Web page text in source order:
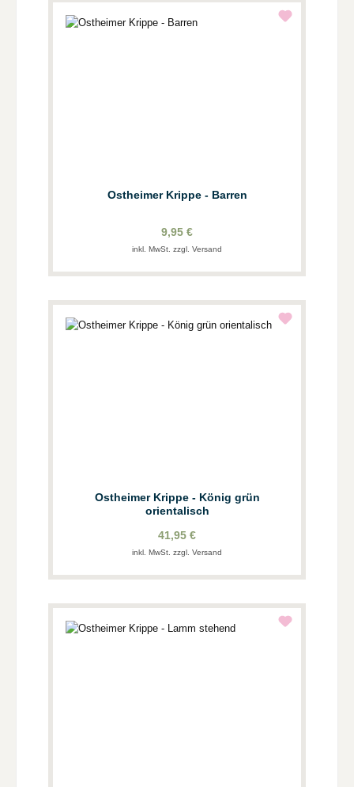
Ostheimer Krippe - Barren
9,95 €
inkl. MwSt. zzgl. Versand
Ostheimer Krippe - König grün
orientalisch
41,95 €
inkl. MwSt. zzgl. Versand